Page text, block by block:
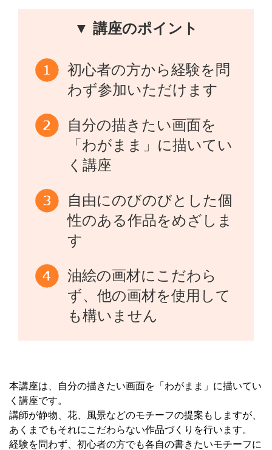
▼ 講座のポイント
初心者の方から経験を問
わず参加いただけます
自分の描きたい画面を
「わがまま」に描いてい
く講座
自由にのびのびとした個
性のある作品をめざしま
す
油絵の画材にこだわら
ず、他の画材を使用して
も構いません
本講座は、自分の描きたい画面を「わがまま」に描いてい
く講座です。
講師が静物、花、風景などのモチーフの提案もしますが、
あくまでもそれにこだわらない作品づくりを行います。
経験を問わず、初心者の方でも各自の書きたいモチーフに